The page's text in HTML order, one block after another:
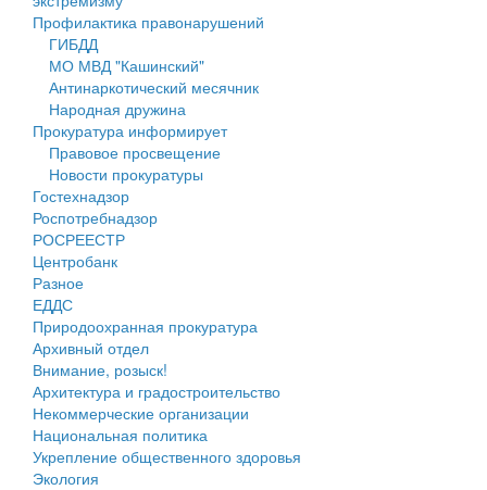
Нормативы градостроительного проектирования
Правила землепользования и застройки
Генеральные планы
Проекты планировки территории
Собрание депутатов
Городское поселение
Сельские поселения
Профилактика правонарушений
ГИБДД
МО МВД "Кашинский"
Антинаркотический месячник
Народная дружина
Прокуратура информирует
Правовое просвещение
Новости прокуратуры
Гостехнадзор
Роспотребнадзор
РОСРЕЕСТР
Центробанк
Разное
ЕДДС
Природоохранная прокуратура
Архивный отдел
Внимание, розыск!
Архитектура и градостроительство
Некоммерческие организации
Национальная политика
Укрепление общественного здоровья
Экология